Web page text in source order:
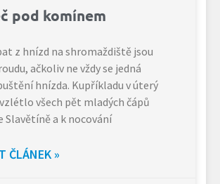
pod komínem
z hnízd na shromaždiště jsou
ačkoliv ne vždy se jedná
hnízda. Kupříkladu v úterý
všech pět mladých čápů
Slavětíně a k nocování
ČLÁNEK »